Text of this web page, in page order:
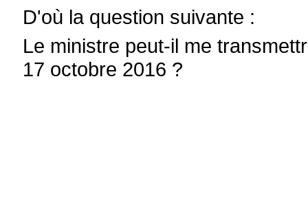
D'où la question suivante :
Le ministre peut-il me
17 octobre 2016 ?